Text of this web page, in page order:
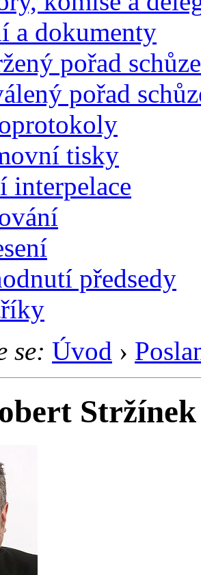
a dokumenty
pořad schůze
pořad
tisky
interpelace
předsedy
se: Úvod ›
Stržínek